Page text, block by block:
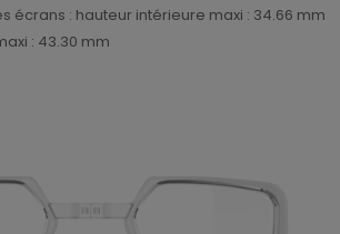
écrans : hauteur intérieure maxi : 34.66 mm
: 43.30 mm